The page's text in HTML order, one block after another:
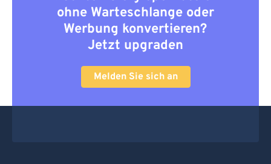
ohne Warteschlange oder
Werbung konvertieren?
Jetzt upgraden
Melden Sie sich an